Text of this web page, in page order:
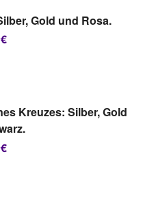
WÄHLENGold und Rosa.
€
WÄHLEN
Kreuzes: Silber, Gold
€